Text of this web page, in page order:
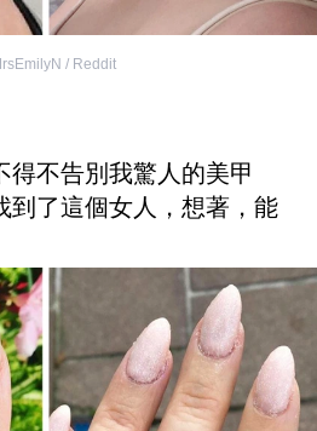
/ Reddit
得不告別我驚人的美甲
到了這個女人，想著，能